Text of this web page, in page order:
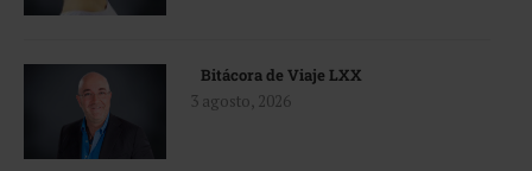
Bitácora de Viaje LXX
3 agosto, 2026